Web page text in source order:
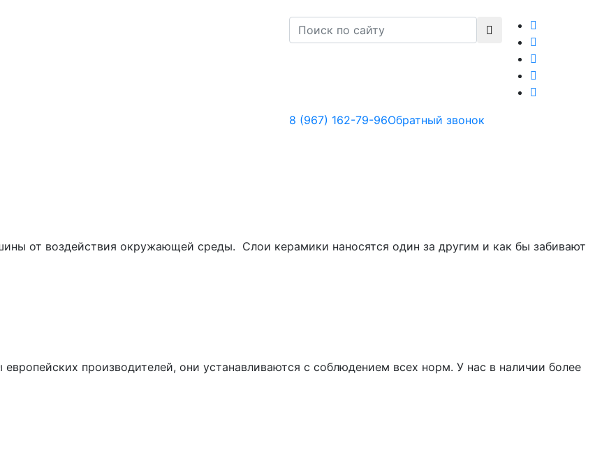
8 (967) 162-79-96Обратный звонок
от воздействия окружающей среды. Слои керамики наносятся один за другим и как бы забивают
производителей, они устанавливаются с соблюдением всех норм. У нас в наличии более